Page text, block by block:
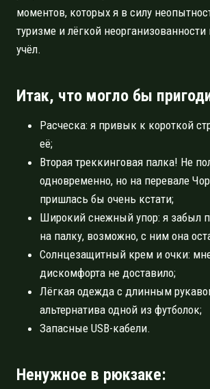
моментов, которых я в силу
туризме и лёгкой
учёл.
Итак, что могло бы
Расческа: я привык к короткой
её;
Вторая треккинговая палка! Не
одновременно, но на перевале
пришлась бы очень кстати;
Широкий снежный упор: я забыл
на палку, возможно, с ним она
Солнцезащитный крем и очки: мне
дискомфорта не доставило;
Лёгкая одежда с длинным
альтернатива одной из футболок;
Запасные USB-кабели.
Ненужное в рюкзаке: